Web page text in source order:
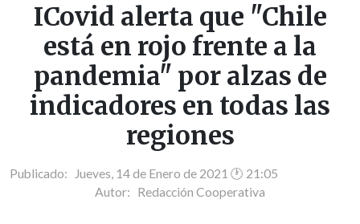
ICovid alerta que "Chile
está en rojo frente a la
pandemia" por alzas de
indicadores en todas las
regiones
Publicado: Jueves, 14 de Enero de 2021 🕐 21:05
Autor: Redacción Cooperativa